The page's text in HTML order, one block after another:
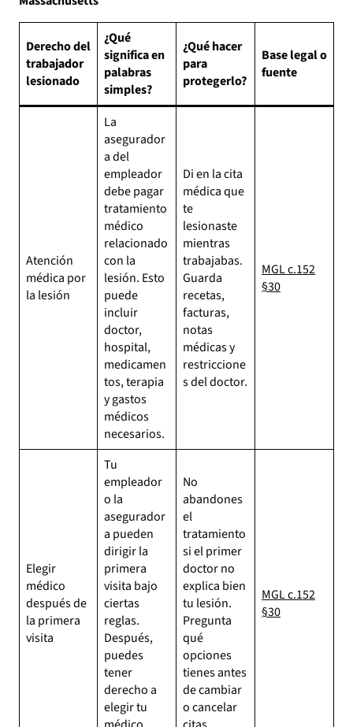
Derecho del
trabajador
lesionado
¿Qué
significa en
palabras
simples?
¿Qué hacer
para
protegerlo?
Base legal o
fuente
Atención
médica por
la lesión
La
asegurador
a del
empleador
debe pagar
tratamiento
médico
relacionado
con la
lesión. Esto
puede
incluir
doctor,
hospital,
medicamen
tos, terapia
y gastos
médicos
necesarios.
Di en la cita
médica que
te
lesionaste
mientras
trabajabas.
Guarda
recetas,
facturas,
notas
médicas y
restriccione
s del doctor.
MGL c.152
§30
Elegir
médico
después de
la primera
visita
Tu
empleador
o la
asegurador
a pueden
dirigir la
primera
visita bajo
ciertas
reglas.
Después,
puedes
tener
derecho a
elegir tu
No
abandones
el
tratamiento
si el primer
doctor no
explica bien
tu lesión.
Pregunta
qué
opciones
tienes antes
de cambiar
o cancelar
MGL c.152
§30